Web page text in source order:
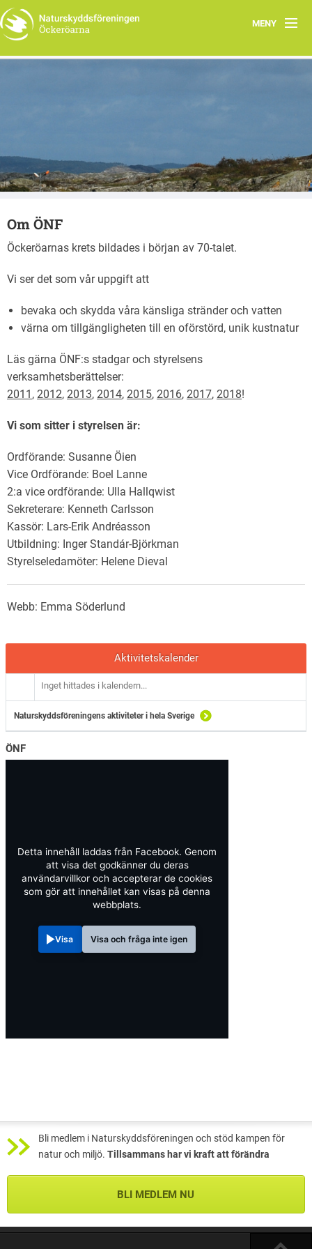
MENY
Om ÖNF
Naturvård
Strandskydd
Om ÖNF
Öckeröarnas krets bildades i början av 70-talet.
Vi ser det som vår uppgift att
bevaka och skydda våra känsliga stränder och vatten
värna om tillgängligheten till en oförstörd, unik kustnatur
Läs gärna ÖNF:s stadgar och styrelsens
verksamhetsberättelser:
2011 , 2012, 2013, 2014, 2015, 2016, 2017, 2018!
Vi som sitter i styrelsen är:
Ordförande: Susanne Öien
Vice Ordförande: Boel Lanne
2:a vice ordförande: Ulla Hallqwist
Sekreterare: Kenneth Carlsson
Kassör: Lars-Erik Andréasson
Utbildning: Inger Standár-Björkman
Styrelseledamöter: Helene Dieval
Webb: Emma Söderlund
Aktivitetskalender
Inget hittades i kalendern...
Naturskyddsföreningens aktiviteter i hela Sverige
ÖNF
Detta innehåll laddas från Facebook. Genom
att visa det godkänner du deras
användarvillkor och accepterar de cookies
som gör att innehållet kan visas på denna
webbplats.
Visa Visa och fråga inte igen
Bli medlem i Naturskyddsföreningen och stöd kampen för
natur och miljö. Tillsammans har vi kraft att förändra
BLI MEDLEM NU